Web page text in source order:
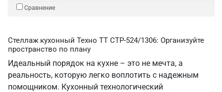
Сравнение
Стеллаж кухонный Техно ТТ СТР-524/1306: Организуйте
пространство по плану
Идеальный порядок на кухне – это не мечта, а
реальность, которую легко воплотить с надежным
помощником. Кухонный технологический